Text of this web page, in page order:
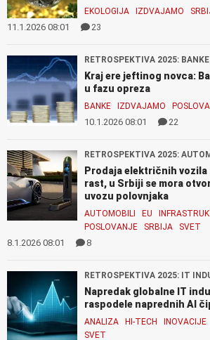
EKOLOGIJA IZDVAJAMO
11.1.2026 08:01 23
RETROSPEKTIVA 2025: BANKE
Kraj ere jeftinog novca:
u fazu opreza
BANKE IZDVAJAMO
10.1.2026 08:01 22
RETROSPEKTIVA 2025:
Prodaja električnih
rast, u Srbiji se mora
uvozu polovnjaka
AUTOMOBILI EU
POSLOVANJE
SRBIJA SVET
8.1.2026 08:01 8
RETROSPEKTIVA 2025: IT
Napredak globalne IT
raspodele naprednih AI
ANALIZA HI-TECH INOVACIJE
SVET